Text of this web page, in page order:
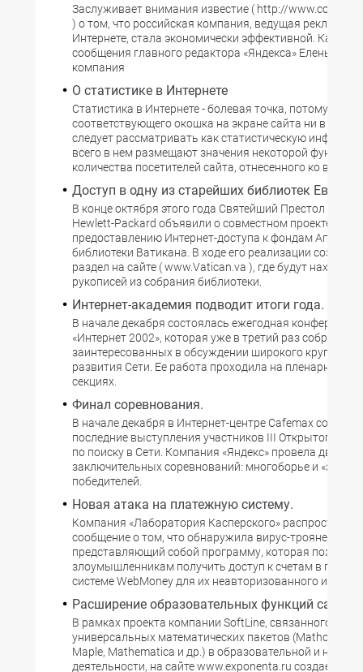
Заслуживает внимания известие ( http://
) о том, что российская компания, ведущая
Интернете, стала экономически эффективной. Как
сообщения главного редактора «Яндекса» Елены
компания
О статистике в Интернете
Статистика в Интернете - болевая точка, потому что
соответствующего окошка на экране сайта ни в коей
следует рассматривать как статистическую
всего в нем размещают значения некоторой функции,
количества посетителей сайта, отнесенного ко
Доступ в одну из старейших библиотек Европы.
В конце октября этого года Святейший Престол и
Hewlett-Packard объявили о совместном проекте по
предоставлению Интернет-доступа к фондам
библиотеки Ватикана. В ходе его реализации
раздел на сайте ( www.Vatican.va ), где будут
рукописей из собрания библиотеки.
Интернет-академия подводит итоги года.
В начале декабря состоялась ежегодная конференция
«Интернет 2002», которая уже в третий раз собрала
заинтересованных в обсуждении широкого круга
развития Сети. Ее работа проходила на пленарных
секциях.
Финал соревнования.
В начале декабря в Интернет-центре Cafemax
последние выступления участников III Открытого
по поиску в Сети. Компания «Яндекс» провела два
заключительных соревнований: многоборье и «забег»
победителей.
Новая атака на платежную систему.
Компания «Лаборатория Касперского»
сообщение о том, что обнаружила вирус-троянец
представляющий собой программу, которая
злоумышленникам получить доступ к счетам в
системе WebMoney для их неавторизованного
Расширение образовательных функций сайта.
В рамках проекта компании SoftLine, связанного с
универсальных математических пакетов (Mathcad,
Maple, Mathematica и др.) в образовательной и
деятельности, на сайте www.exponenta.ru создается